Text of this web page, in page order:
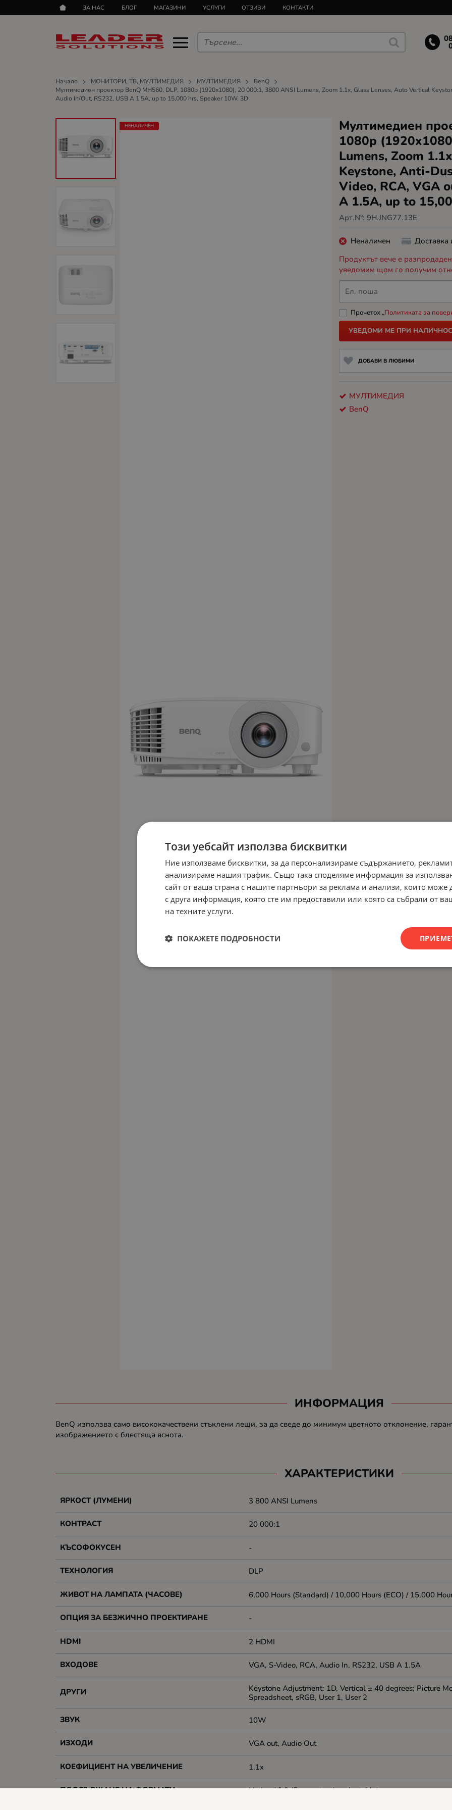
ЗА НАС БЛОГ МАГАЗИНИ УСЛУГИ ОТЗИВИ КОНТАКТИ
Начало МОНИТОРИ, ТВ, МУЛТИМЕДИЯ МУЛТИМЕДИЯ
BenQ
Мултимедиен проектор BenQ MH560, DLP, 1080p (1920x1080), 20 000:1, 3800 ANSI Lumens, Zoom 1.1x, Glass Lenses, Auto Vertical
Audio In/Out, RS232, USB A 1.5A, up to 15,000 hrs, Speaker 10W, 3D
Мултимедиен
1080p
Lumens, Zoom
Keystone, Anti-
Video, RCA, VGA
A 1.5A, up to
Арт.№: 9H.JNG77.13E
НЕНАЛИЧЕН
Неналичен
Продуктът вече е
уведомим щом го получим
Ел. поща
Прочетох „Политиката за
УВЕДОМИ МЕ ПРИ
ДОБАВИ В ЛЮБИМИ
МУЛТИМЕДИЯ
BenQ
ИНФОРМАЦИЯ
BenQ използва само висококачествени стъклени лещи, за да сведе до минимум цветното отклонение,
изображението с блестяща яснота.
ХАРАКТЕРИСТИКИ
ЯРКОСТ (ЛУМЕНИ) 3 800 ANSI Lumens
КОНТРАСТ 20 000:1
КЪСОФОКУСЕН -
ТЕХНОЛОГИЯ DLP
ЖИВОТ НА ЛАМПАТА (ЧАСОВЕ) 6,000 Hours (Standard) / 10,000 Hours (ECO) / 15,000
ОПЦИЯ ЗА БЕЗЖИЧНО ПРОЕКТИРАНЕ -
HDMI 2 HDMI
ВХОДОВЕ VGA, S-Video, RCA, Audio In, RS232, USB A 1.5A
ДРУГИ
Keystone Adjustment: 1D, Vertical ± 40 degrees; Picture
Spreadsheet, sRGB, User 1, User 2
ЗВУК 10W
ИЗХОДИ VGA out, Audio Out
КОЕФИЦИЕНТ НА УВЕЛИЧЕНИЕ 1.1x
ПОДДЪРЖАНЕ НА ФОРМАТИ Native 16:9 (5 aspect ratio selectable)
Този уебсайт използва бисквитки
Ние използваме бисквитки, за да персонализираме съдържанието,
анализираме нашия трафик. Също така споделяме информация за
сайт от ваша страна с нашите партньори за реклама и анализи, които може
с друга информация, която сте им предоставили или която са събрали от
на техните услуги.
ПОКАЖЕТЕ ПОДРОБНОСТИ